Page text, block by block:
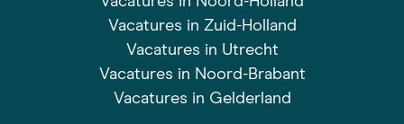
Vacatures in Zuid-Holland
Vacatures in Utrecht
Vacatures in Noord-Brabant
Vacatures in Gelderland